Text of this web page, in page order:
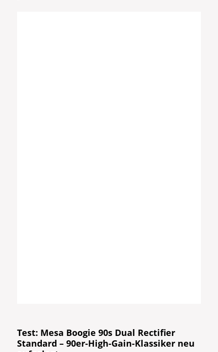
Test: Mesa Boogie 90s Dual Rectifier
Standard – 90er-High-Gain-Klassiker neu